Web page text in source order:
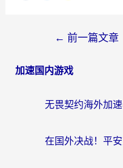
← 前一篇文章
加速国内游戏